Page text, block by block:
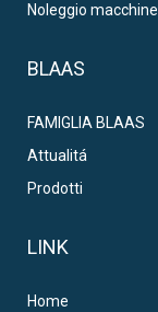
Noleggio macchine
BLAAS
FAMIGLIA BLAAS
Attualitá
Prodotti
LINK
Home